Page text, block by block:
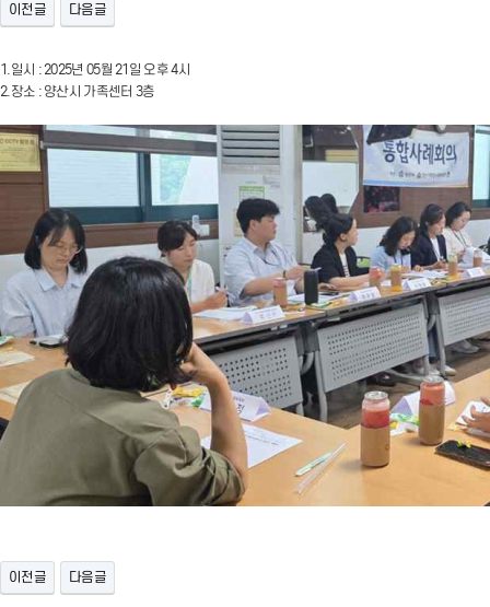
이전글 다음글
1.일시 : 2025년 05월 21일 오후 4시
2.장소 : 양산시 가족센터 3층
이전글 다음글